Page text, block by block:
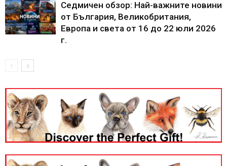
Седмичен обзор: Най-важните новини
от България, Великобритания,
Европа и света от 16 до 22 юли 2026
г.